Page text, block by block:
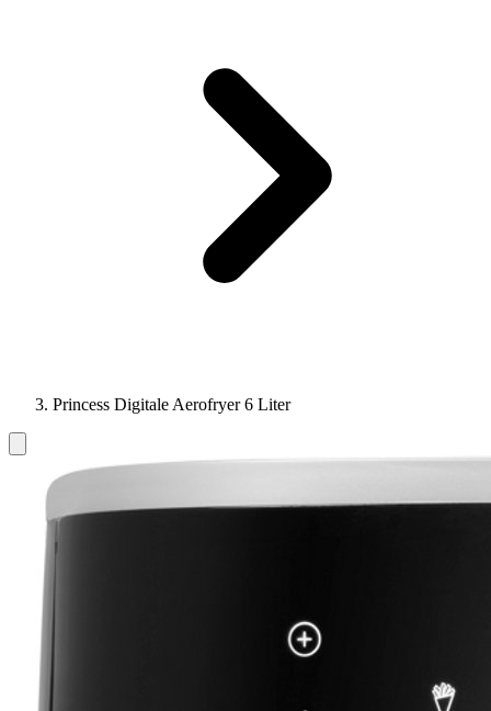
Princess Digitale Aerofryer 6 Liter